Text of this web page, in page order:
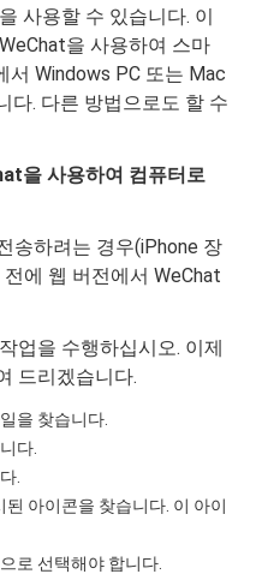
사용할 수 있습니다. 이
을 사용하여 스마
서 Windows PC 또는 Mac
다. 다른 방법으로도 할 수
을 사용하여 컴퓨터로
송하려는 경우(iPhone 장
에 웹 버전에서 WeChat
업을 수행하십시오. 이제
드리겠습니다.
을 찾습니다.
다.
.
아이콘을 찾습니다. 이 아이
로 선택해야 합니다.